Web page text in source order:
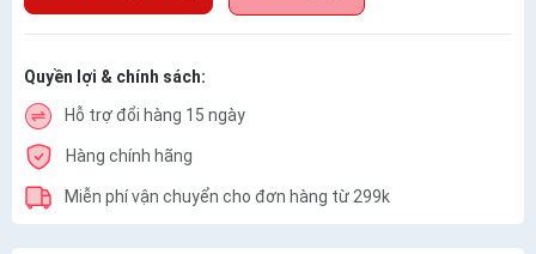
Quyền lợi & chính sách:
Hỗ trợ đổi hàng 15 ngày
Hàng chính hãng
Miễn phí vận chuyển cho đơn hàng từ 299k